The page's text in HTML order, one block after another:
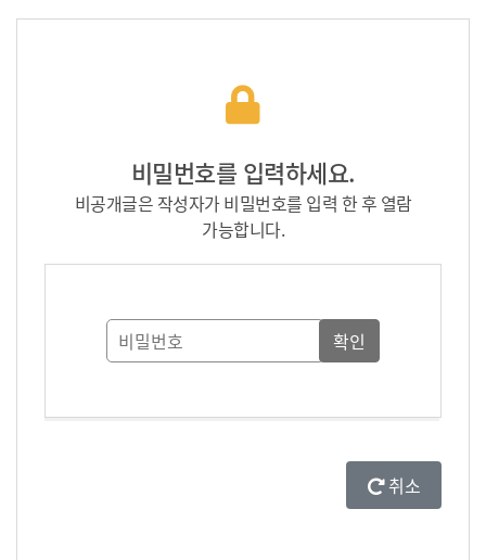
비밀번호를 입력하세요.
비공개글은 작성자가 비밀번호를 입력 한 후 열람
가능합니다.
취소